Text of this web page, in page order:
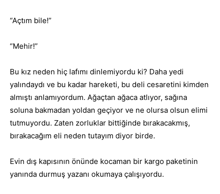
“Açtım bile!”
“Mehir!”
Bu kız neden hiç lafımı dinlemiyordu ki? Daha yedi
yalındaydı ve bu kadar hareketi, bu deli cesaretini kimden
almıştı anlamıyordum. Ağaçtan ağaca atlıyor, sağına
soluna bakmadan yoldan geçiyor ve ne olursa olsun elimi
tutmuyordu. Zaten zorluklar bittiğinde bırakacakmış,
bırakacağım eli neden tutayım diyor birde.
Evin dış kapısının önünde kocaman bir kargo paketinin
yanında durmuş yazanı okumaya çalışıyordu.